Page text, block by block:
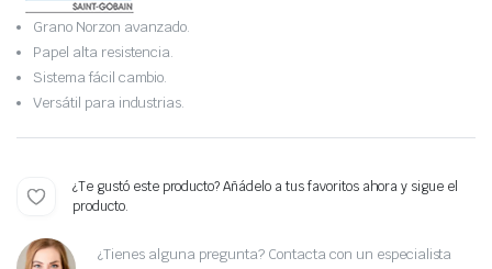
Grano Norzon avanzado.
Papel alta resistencia.
Sistema fácil cambio.
Versátil para industrias.
¿Te gustó este producto? Añádelo a tus favoritos ahora y sigue el
producto.
¿Tienes alguna pregunta? Contacta con un especialista